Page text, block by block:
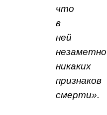
что
в
ней
незаметно
никаких
признаков
смерти».